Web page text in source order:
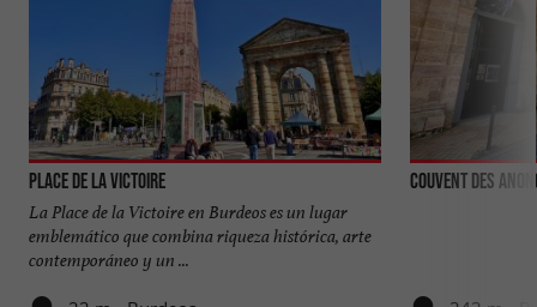
Place de la Victoire
La Place de la Victoire en Burdeos es un lugar
emblemático que combina riqueza histórica, arte
contemporáneo y un ...
Couvent des